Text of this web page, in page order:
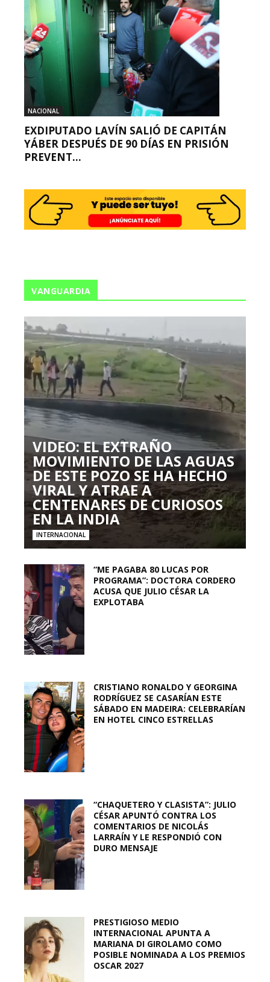
NACIONAL
EXDIPUTADO LAVÍN SALIÓ DE CAPITÁN
YÁBER DESPUÉS DE 90 DÍAS EN PRISIÓN
PREVENT...
VANGUARDIA
VIDEO: EL EXTRAÑO
MOVIMIENTO DE LAS AGUAS
DE ESTE POZO SE HA HECHO
VIRAL Y ATRAE A
CENTENARES DE CURIOSOS
EN LA INDIA
INTERNACIONAL
“ME PAGABA 80 LUCAS POR
PROGRAMA”: DOCTORA CORDERO
ACUSA QUE JULIO CÉSAR LA
EXPLOTABA
CRISTIANO RONALDO Y GEORGINA
RODRÍGUEZ SE CASARÍAN ESTE
SÁBADO EN MADEIRA: CELEBRARÍAN
EN HOTEL CINCO ESTRELLAS
“CHAQUETERO Y CLASISTA”: JULIO
CÉSAR APUNTÓ CONTRA LOS
COMENTARIOS DE NICOLÁS
LARRAÍN Y LE RESPONDIÓ CON
DURO MENSAJE
PRESTIGIOSO MEDIO
INTERNACIONAL APUNTA A
MARIANA DI GIROLAMO COMO
POSIBLE NOMINADA A LOS PREMIOS
OSCAR 2027